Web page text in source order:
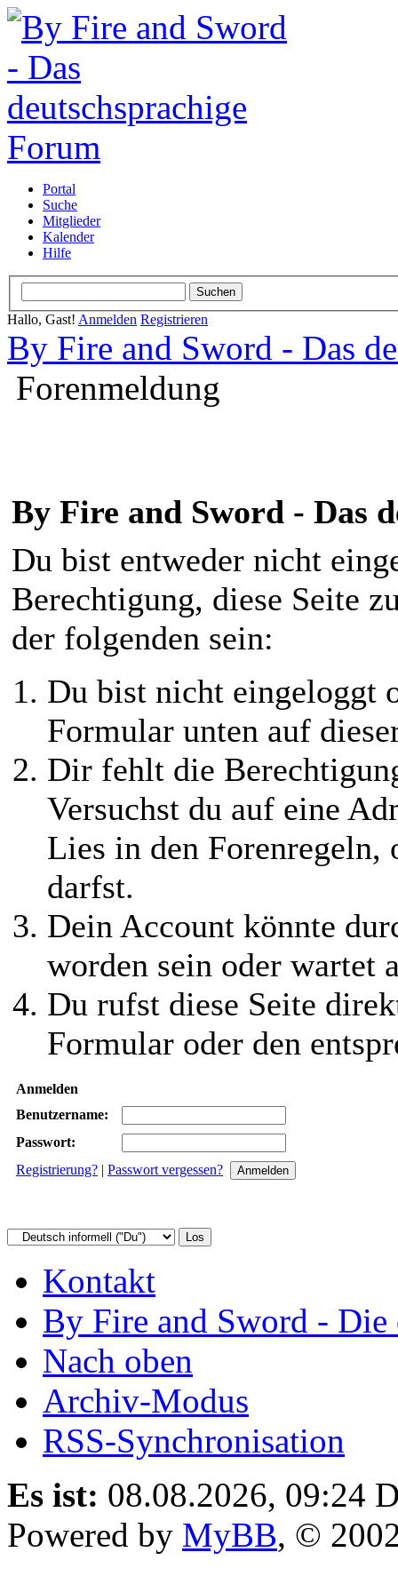
Portal
Suche
Mitglieder
Kalender
Hilfe
Hallo, Gast! Anmelden Registrieren
By Fire and Sword - Das
Forenmeldung
By Fire and Sword - Das
Du bist entweder nicht
Berechtigung, diese Seite
der folgenden sein:
Du bist nicht eingeloggt
Formular unten auf
Dir fehlt die
Versuchst du auf eine
Lies in den Forenregeln,
darfst.
Dein Account könnte
worden sein oder wartet
Du rufst diese Seite
Formular oder den
Anmelden
Benutzername:
Passwort:
Registrierung? | Passwort vergessen?
Kontakt
By Fire and Sword -
Nach oben
Archiv-Modus
RSS-Synchronisation
Es ist: 08.08.2026, 09:24
Powered by MyBB, ©